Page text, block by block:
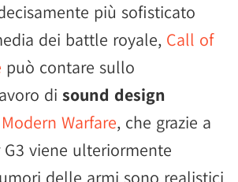
più sofisticato
dei battle royale, Call of
può contare sullo
di sound design
Modern Warfare, che grazie a
viene ulteriormente
delle armi sono realistici